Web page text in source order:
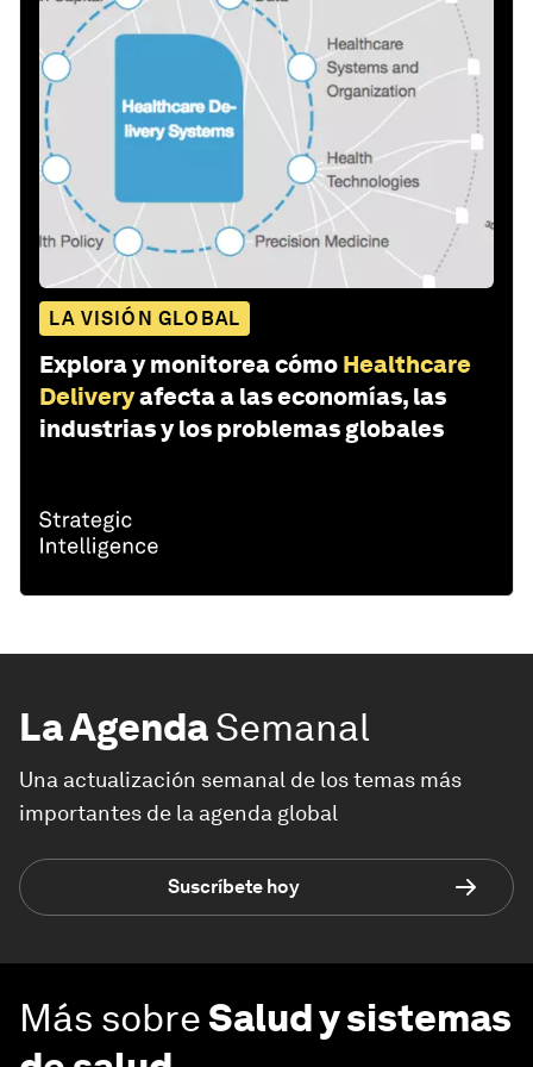
LA VISIÓN GLOBAL
Explora y monitorea cómo Healthcare
Deliveryafecta a las economías, las
industrias y los problemas globales
La AgendaSemanal
Una actualización semanal de los temas más
importantes de la agenda global
Suscríbete hoy
Más sobreSalud y sistemas